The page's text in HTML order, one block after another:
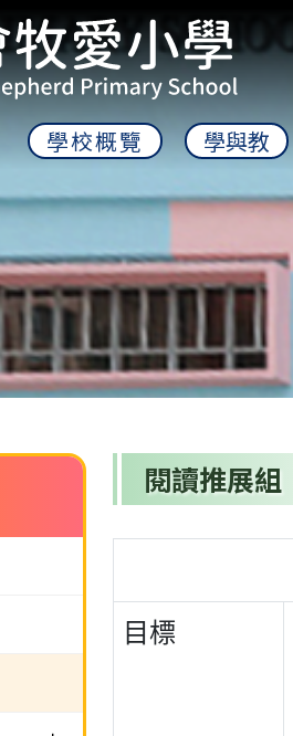
學校概覽 學與教
閱讀推展組
目標